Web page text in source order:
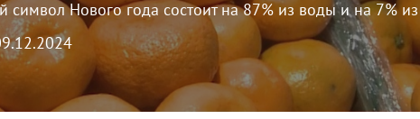
символ Нового года состоит на 87% из воды и на 7%